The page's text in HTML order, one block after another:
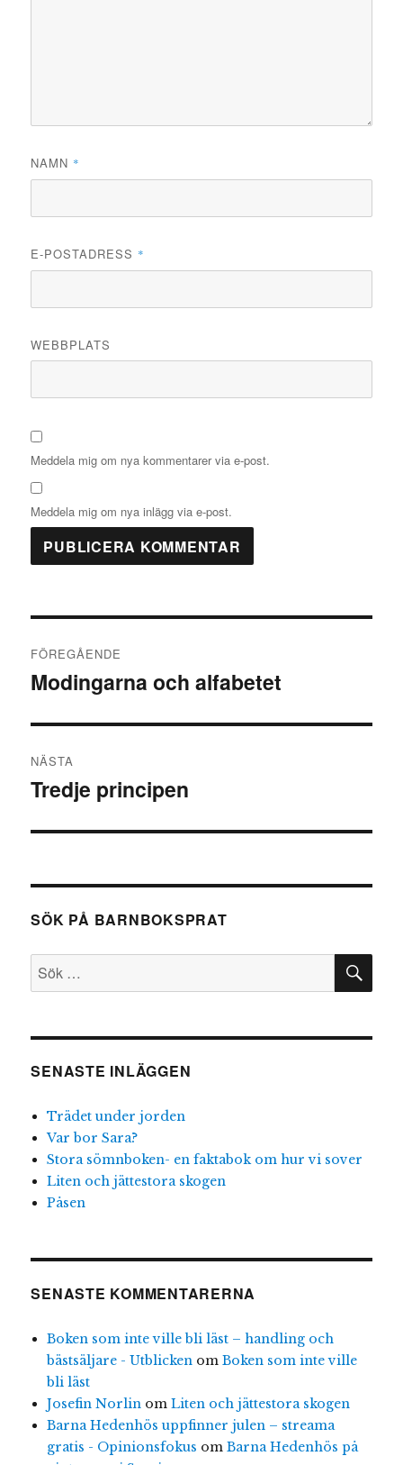
NAMN *
E-POSTADRESS *
WEBBPLATS
Meddela mig om nya kommentarer via e-post.
Meddela mig om nya inlägg via e-post.
FÖREGÅENDE
Föregående
Modingarna och alfabetet
NÄSTA
Nästa
Tredje principen
SÖK PÅ BARNBOKSPRAT
Sök
SENASTE INLÄGGEN
Trädet under jorden
Var bor Sara?
Stora sömnboken- en faktabok om hur vi sover
Liten och jättestora skogen
Påsen
SENASTE KOMMENTARERNA
Boken som inte ville bli läst – handling och
bästsäljare - Utblickenom Boken som inte ville
bli läst
Josefin Norlinom Liten och jättestora skogen
Barna Hedenhös uppfinner julen – streama
gratis - Opinionsfokus om Barna Hedenhös på